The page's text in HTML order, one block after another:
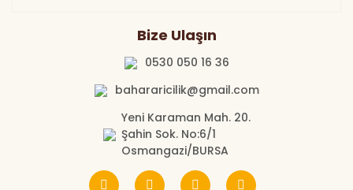
Bize Ulaşın
0530 050 16 36
bahararicilik@gmail.com
Yeni Karaman Mah. 20.
Şahin Sok. No:6/1
Osmangazi/BURSA